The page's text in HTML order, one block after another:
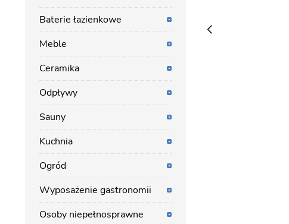
Baterie łazienkowe
Meble
Ceramika
Odpływy
Sauny
Kuchnia
Ogród
Wyposażenie gastronomii
Osoby niepełnosprawne